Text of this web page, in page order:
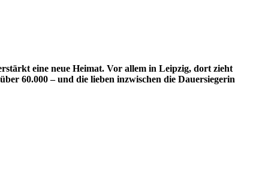
eine neue Heimat. Vor allem in Leipzig, dort zieht
60.000 – und die lieben inzwischen die Dauersiegerin